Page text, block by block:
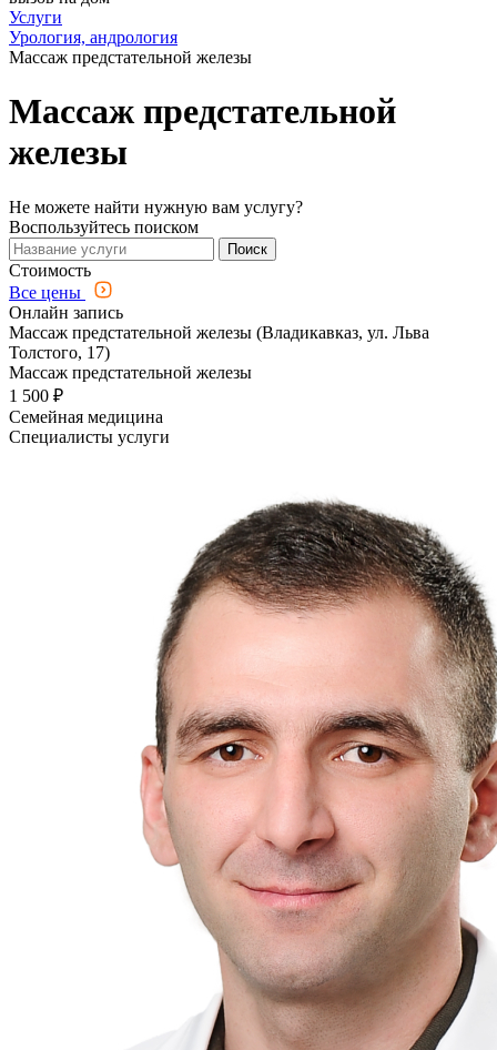
Услуги
Урология, андрология
Массаж предстательной железы
Массаж предстательной
железы
Не можете найти нужную вам услугу?
Воспользуйтесь поиском
Поиск
Стоимость
Все цены
Онлайн запись
Массаж предстательной железы (Владикавказ, ул. Льва
Толстого, 17)
Массаж предстательной железы
1 500 ₽
Семейная медицина
Специалисты услуги